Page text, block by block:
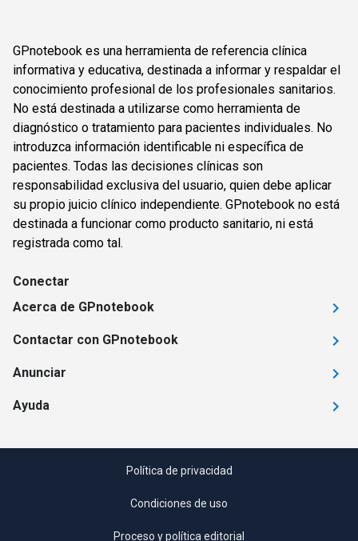
GPnotebook es una herramienta de referencia clínica
informativa y educativa, destinada a informar y respaldar el
conocimiento profesional de los profesionales sanitarios.
No está destinada a utilizarse como herramienta de
diagnóstico o tratamiento para pacientes individuales. No
introduzca información identificable ni específica de
pacientes. Todas las decisiones clínicas son
responsabilidad exclusiva del usuario, quien debe aplicar
su propio juicio clínico independiente. GPnotebook no está
destinada a funcionar como producto sanitario, ni está
registrada como tal.
Conectar
Acerca de GPnotebook
Contactar con GPnotebook
Anunciar
Ayuda
Política de privacidad
Condiciones de uso
Proceso y política editorial